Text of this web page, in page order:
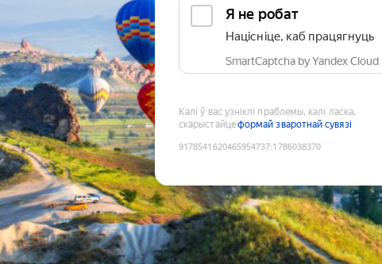
Я не робат
Націсніце, каб працягнуць
SmartCaptcha by Yandex Cloud
Калі ў вас узніклі праблемы, калі ласка,
скарыстайцеформай зваротнай сувязі
9178541620465954737:1786038370